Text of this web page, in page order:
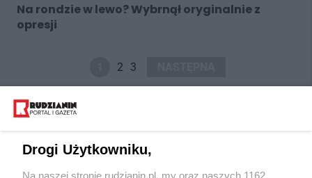
Na rondzie w lewo? Wybrnął oryginalnie z
opresji
2 3
Drogi Użytkowniku,
Na naszej stronie rudzianin.pl, my oraz naszych 1162